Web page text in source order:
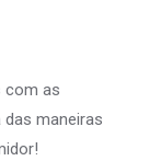
com as
maneiras